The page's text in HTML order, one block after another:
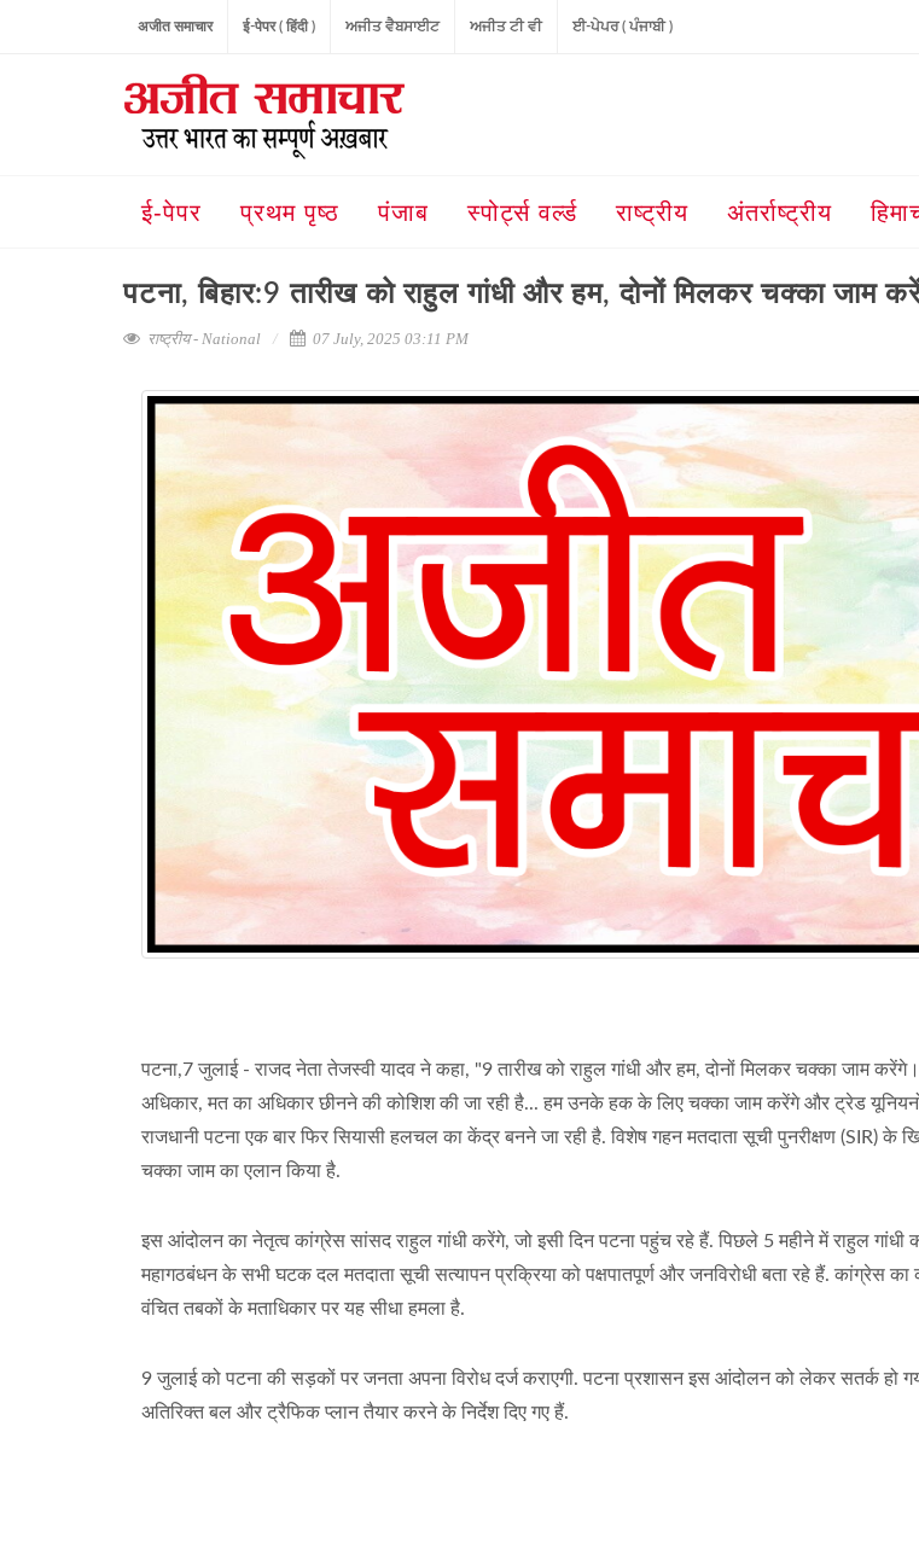
अजीत समाचार ई-पेपर ( हिंदी ) ਅਜੀਤ ਵੈਬਸਾਈਟ ਅਜੀਤ ਟੀ ਵੀ ਈ-ਪੇਪਰ ( ਪੰਜਾਬੀ )
ई-पेपर प्रथम पृष्ठ पंजाब स्पोर्ट्स वर्ल्ड राष्ट्रीय अंतर्राष्ट्रीय
पटना, बिहार:9 तारीख को राहुल गांधी और हम, दोनों मिलकर चक्का जाम
राष्ट्रीय - National 07 July, 2025 03:11 PM
पटना,7 जुलाई - राजद नेता तेजस्वी यादव ने कहा, "9 तारीख को राहुल गांधी और हम, दोनों मिलकर चक्का जाम
अधिकार, मत का अधिकार छीनने की कोशिश की जा रही है... हम उनके हक के लिए चक्का जाम करेंगे और ट्रेड यूनियनों
राजधानी पटना एक बार फिर सियासी हलचल का केंद्र बनने जा रही है. विशेष गहन मतदाता सूची पुनरीक्षण (SIR) के
चक्का जाम का एलान किया है.
इस आंदोलन का नेतृत्व कांग्रेस सांसद राहुल गांधी करेंगे, जो इसी दिन पटना पहुंच रहे हैं. पिछले 5 महीने में राहुल गांधी का
महागठबंधन के सभी घटक दल मतदाता सूची सत्यापन प्रक्रिया को पक्षपातपूर्ण और जनविरोधी बता रहे हैं. कांग्रेस का
वंचित तबकों के मताधिकार पर यह सीधा हमला है.
9 जुलाई को पटना की सड़कों पर जनता अपना विरोध दर्ज कराएगी. पटना प्रशासन इस आंदोलन को लेकर सतर्क हो
अतिरिक्त बल और ट्रैफिक प्लान तैयार करने के निर्देश दिए गए हैं.